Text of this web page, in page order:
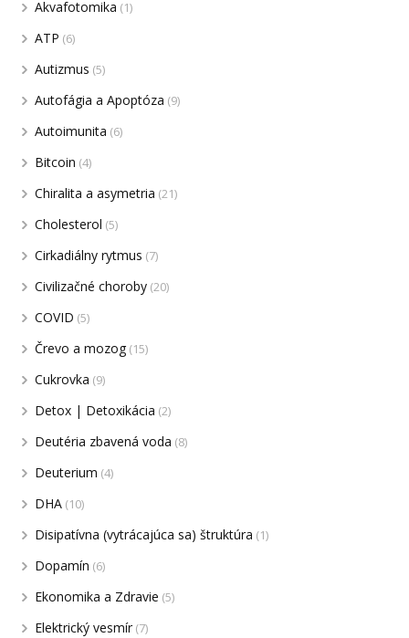
Akvafotomika (1)
ATP (6)
Autizmus (5)
Autofágia a Apoptóza (9)
Autoimunita (6)
Bitcoin (4)
Chiralita a asymetria (21)
Cholesterol (5)
Cirkadiálny rytmus (7)
Civilizačné choroby (20)
COVID (5)
Črevo a mozog (15)
Cukrovka (9)
Detox | Detoxikácia (2)
Deutéria zbavená voda (8)
Deuterium (4)
DHA (10)
Disipatívna (vytrácajúca sa) štruktúra (1)
Dopamín (6)
Ekonomika a Zdravie (5)
Elektrický vesmír (7)